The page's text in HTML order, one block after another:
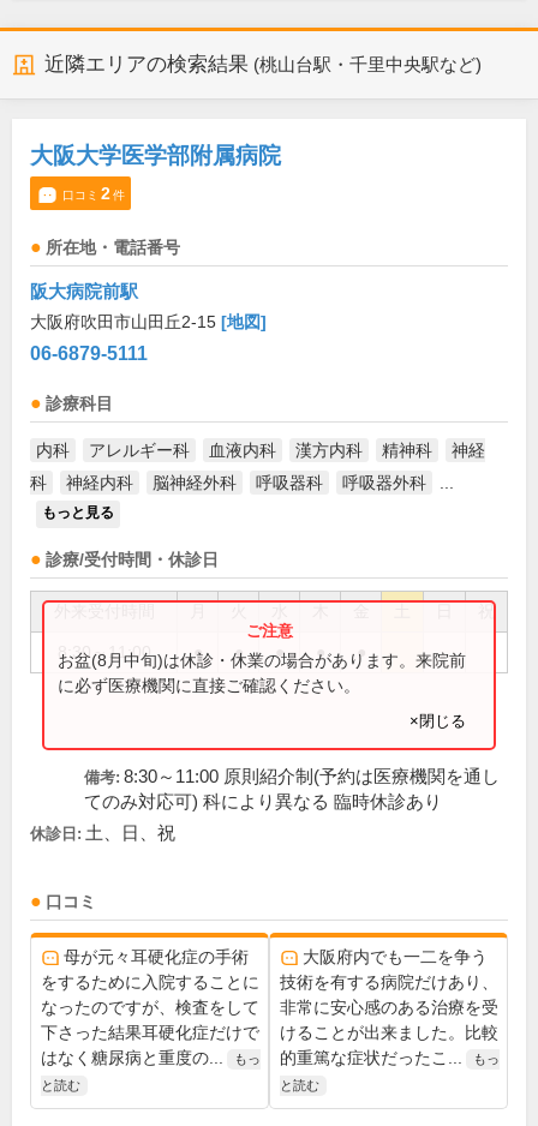
近隣エリアの検索結果 (桃山台駅・千里中央駅など)
大阪大学医学部附属病院
口コミ 2件
所在地・電話番号
阪大病院前駅
大阪府吹田市山田丘2-15 [地図]
06-6879-5111
診療科目
内科 アレルギー科 血液内科 漢方内科 精神科
神経
科
神経内科 脳神経外科 呼吸器科 呼吸器外科
もっと見る
診療/受付時間・休診日
祝
8:30～11:00 ● ● ● ● ●
お盆(8月中旬)は休診・休業の場合があります。来院前
に必ず医療機関に直接ご確認ください。
×閉じる
備考: 8:30～11:00 原則紹介制(予約は医療機関を通し
てのみ対応可) 科により異なる 臨時休診あり
休診日: 土、日、祝
口コミ
母が元々耳硬化症の手術
をするために入院することに
なったのですが、検査をして
下さった結果耳硬化症だけで
はなく糖尿病と重度の...
もっ
と読む
大阪府内でも一二を争う
技術を有する病院だけあり、
非常に安心感のある治療を受
けることが出来ました。比較
的重篤な症状だったこ...
もっ
と読む